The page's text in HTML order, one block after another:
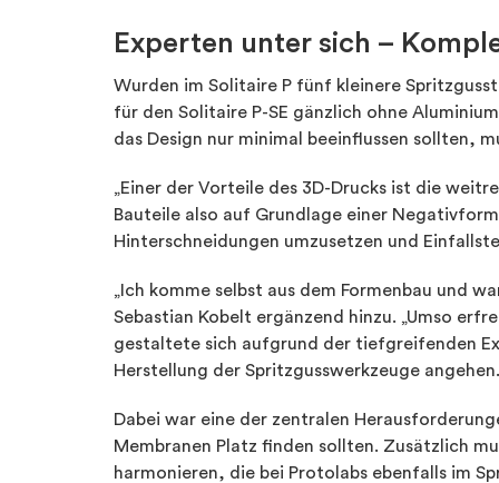
Experten unter sich –
Wurden im Solitaire P fünf kleinere
für den Solitaire P-SE gänzlich ohne
das Design nur minimal beeinflussen sollten,
„Einer der Vorteile des 3D-Drucks ist die
Bauteile also auf Grundlage einer
Hinterschneidungen umzusetzen und
„Ich komme selbst aus dem Formenbau und
Sebastian Kobelt ergänzend hinzu. „Umso
gestaltete sich aufgrund der tiefgreifenden
Herstellung der Spritzgusswerkzeuge
Dabei war eine der zentralen
Membranen Platz finden sollten. Zusätzlich
harmonieren, die bei Protolabs ebenfalls im